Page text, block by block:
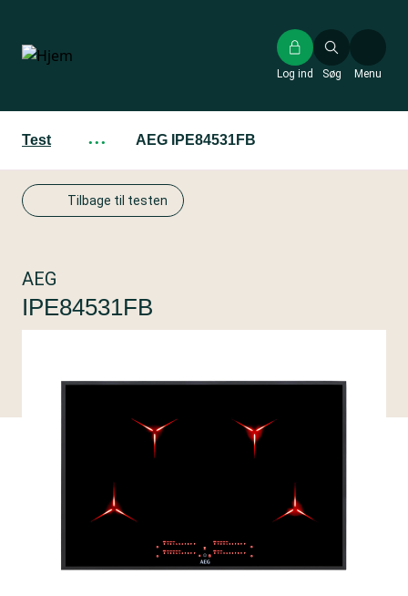
hovedindhold
Søg
Log ind Menu
Test ··· AEG IPE84531FB
Tilbage til testen
AEG
IPE84531FB